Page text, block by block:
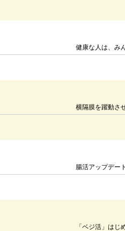
健康な人は、み
横隔膜を躍動さ
腸活アップデート
「ベジ活」はじ